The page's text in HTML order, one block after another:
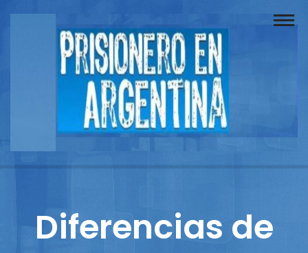
Buscador
Documentos
Reportajes
Diferencias de